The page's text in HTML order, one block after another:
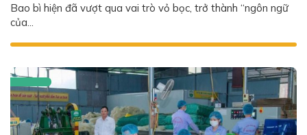
Bao bì hiện đã vượt qua vai trò vỏ bọc, trở thành “ngôn ngữ
của...